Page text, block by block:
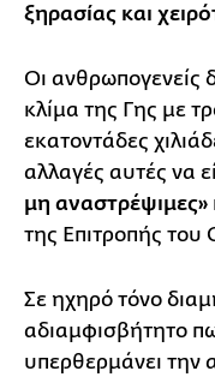
ξηρασίας και
Οι ανθρωπογενείς
κλίμα της Γης με
εκατοντάδες
αλλαγές αυτές να
μη αναστρέψιμες»
της Επιτροπής του
Σε ηχηρό τόνο
αδιαμφισβήτητο
υπερθερμάνει την